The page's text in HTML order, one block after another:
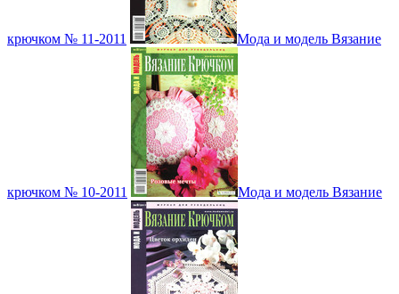
крючком № 11-2011 Мода и модель Вязание
крючком № 10-2011 Мода и модель Вязание